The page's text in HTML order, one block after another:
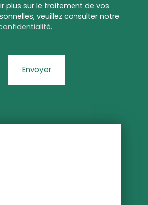
plus sur le traitement de vos
veuillez consulter notre
.
Envoyer